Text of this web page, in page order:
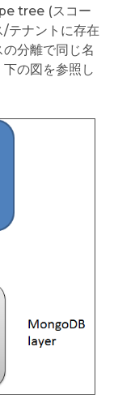
tree (スコー
テナントに存在
分離で同じ名
の図を参照し